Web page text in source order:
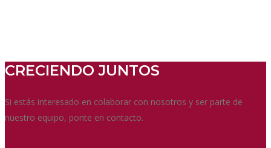
CRECIENDO JUNTOS
Si estás interesado en colaborar con nosotros y ser parte de
nuestro equipo, ponte en contacto.